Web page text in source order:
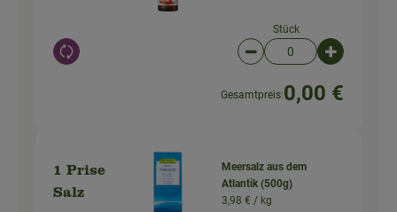
Auswahl ändern
Stück
Artikelanzahl
Gesamtpreis:0,00 €
1 Prise
Salz
Meersalz aus dem
Atlantik (500g)
3,98 € / kg